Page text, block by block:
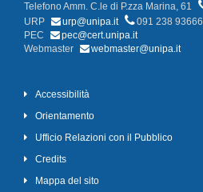
Telefono Amm. C.le di P.zza Marina, 61
URP
urp@unipa.it
091 238 93666
PEC
pec@cert.unipa.it
Webmaster
webmaster@unipa.it
Accessibilità
Orientamento
Ufficio Relazioni con il Pubblico
Credits
Mappa del sito